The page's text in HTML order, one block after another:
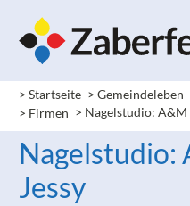
> Startseite > Gemeindeleben
> Firmen > Nagelstudio: A&M
Nagelstudio:
Jessy